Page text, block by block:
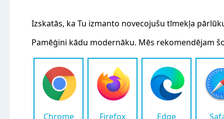
Izskatās, ka Tu izmanto novecojušu tīmekļa
Pamēģini kādu modernāku. Mēs rekomendējam
Chrome Firefox Edge